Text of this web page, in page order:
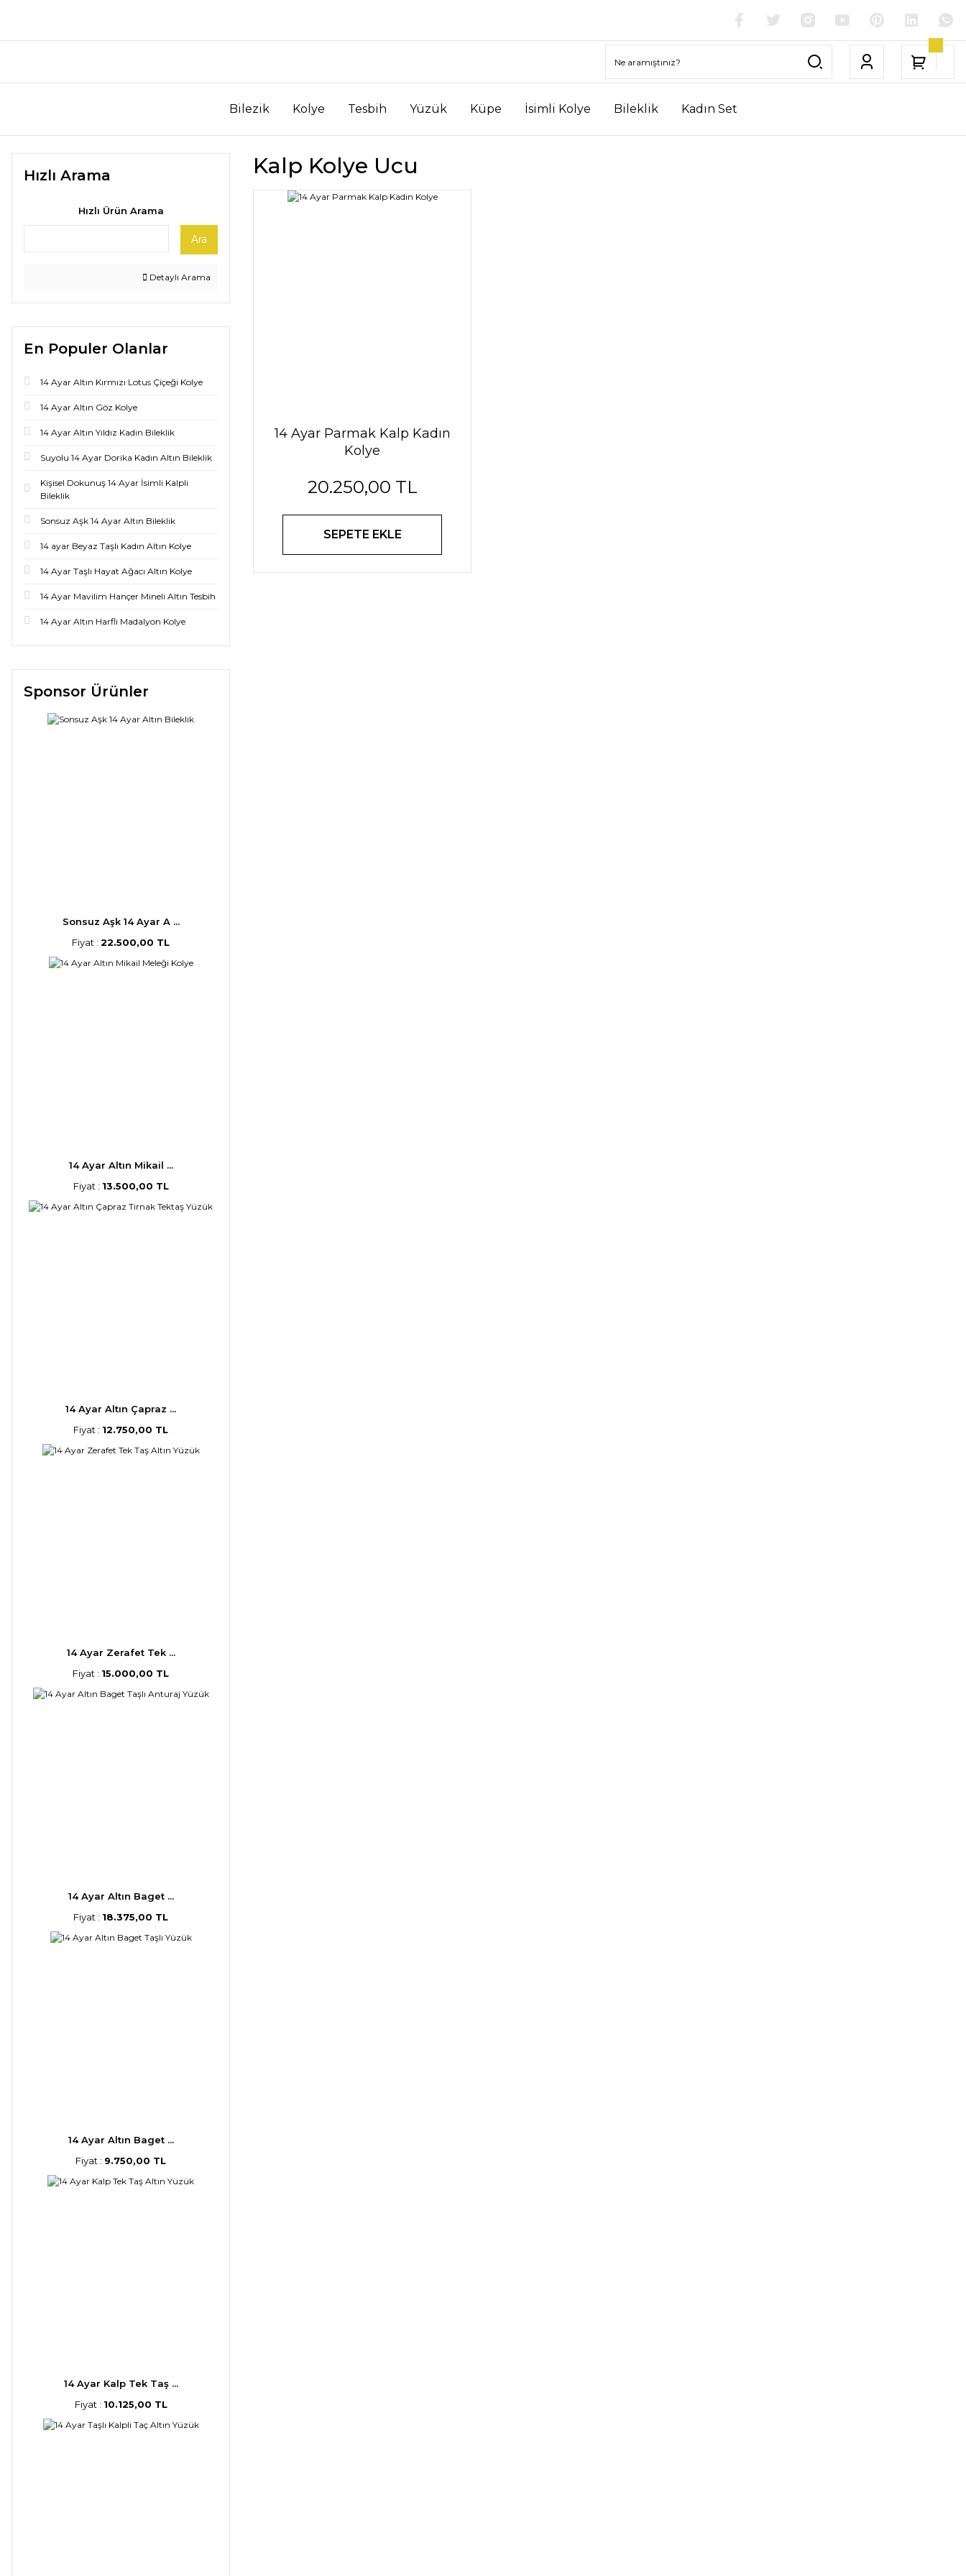
Bilezik Kolye Tesbih Yüzük Küpe İsimli Kolye Bileklik Kadın Set
Hızlı Arama
Hızlı Ürün Arama
Ara
Detaylı Arama
En Populer Olanlar
14 Ayar Altın Kırmızı Lotus Çiçeği Kolye
14 Ayar Altın Göz Kolye
14 Ayar Altın Yıldız Kadın Bileklik
Suyolu 14 Ayar Dorika Kadın Altın Bileklik
Kişisel Dokunuş 14 Ayar İsimli Kalpli
Bileklik
Sonsuz Aşk 14 Ayar Altın Bileklik
14 ayar Beyaz Taşlı Kadın Altın Kolye
14 Ayar Taşlı Hayat Ağacı Altın Kolye
14 Ayar Mavilim Hançer Mineli Altın Tesbih
14 Ayar Altın Harfli Madalyon Kolye
Sponsor Ürünler
Sonsuz Aşk 14 Ayar A ...
Fiyat : 22.500,00 TL
14 Ayar Altın Mikail ...
Fiyat : 13.500,00 TL
14 Ayar Altın Çapraz ...
Fiyat : 12.750,00 TL
14 Ayar Zerafet Tek ...
Fiyat : 15.000,00 TL
14 Ayar Altın Baget ...
Fiyat : 18.375,00 TL
14 Ayar Altın Baget ...
Fiyat : 9.750,00 TL
14 Ayar Kalp Tek Taş ...
Fiyat : 10.125,00 TL
Kalp Kolye Ucu
14 Ayar Parmak Kalp Kadın
Kolye
20.250,00 TL
SEPETE EKLE